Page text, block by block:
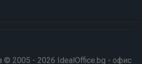
© 2005 - 2026 IdealOffice.bg - офис